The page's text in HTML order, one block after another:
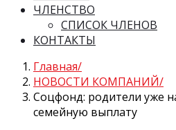
ЧЛЕНСТВО
СПИСОК ЧЛЕНОВ
КОНТАКТЫ
Главная
НОВОСТИ КОМПАНИЙ
Соцфонд: родители уже
семейную выплату